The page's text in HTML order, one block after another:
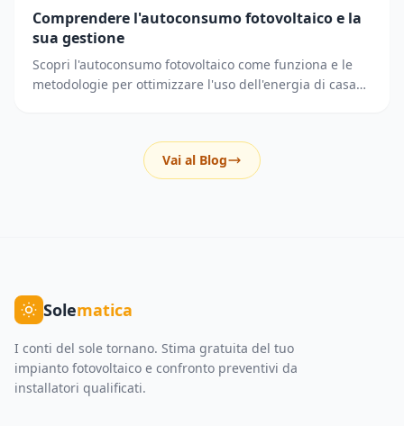
Comprendere l'autoconsumo fotovoltaico e la
sua gestione
Scopri l'autoconsumo fotovoltaico come funziona e le
metodologie per ottimizzare l'uso dell'energia di casa
Vai al Blog
Solematica
I conti del sole tornano. Stima gratuita del tuo
impianto fotovoltaico e confronto preventivi da
installatori qualificati.